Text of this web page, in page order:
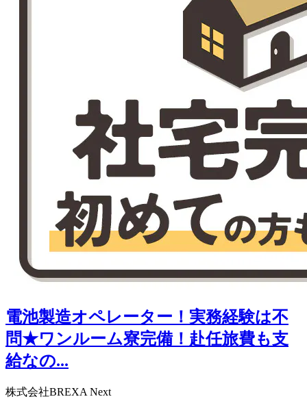
電池製造オペレーター！実務経験は不
問★ワンルーム寮完備！赴任旅費も支
給なの...
株式会社BREXA Next